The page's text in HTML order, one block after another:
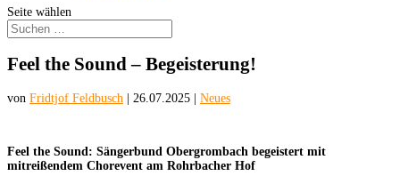
Seite wählen
Feel the Sound – Begeisterung!
von Fridtjof Feldbusch 26.07.2025 Neues
Feel the Sound: Sängerbund Obergrombach begeistert mit
mitreißendem Chorevent am Rohrbacher Hof